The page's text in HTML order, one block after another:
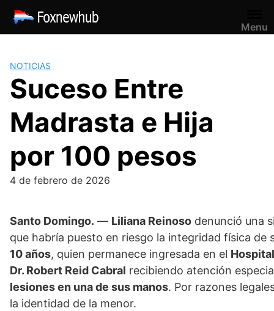
Saltar
contenido
Menu
NOTICIAS
Suceso Entre
Madrasta e Hija
por 100 pesos
4 de febrero de 2026
Santo Domingo. — Liliana Reinoso denunció una
que habría puesto en riesgo la integridad física de
10 años, quien permanece ingresada en el
Dr. Robert Reid Cabral recibiendo atención
lesiones en una de sus manos. Por razones
la identidad de la menor.